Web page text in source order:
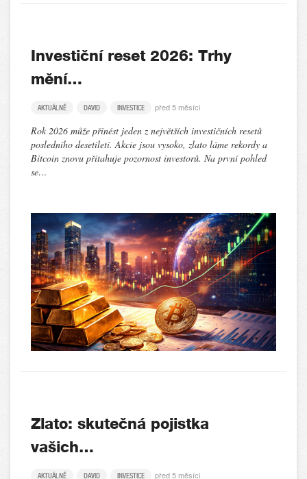
Investiční reset 2026: Trhy
mění…
AKTUÁLNĚ DAVID INVESTICE před 5 měsíci
Rok 2026 může přinést jeden z největších investičních resetů
posledního desetiletí. Akcie jsou vysoko, zlato láme rekordy a
Bitcoin znovu přitahuje pozornost investorů. Na první pohled
se…
Zlato: skutečná pojistka
vašich…
AKTUÁLNĚ DAVID INVESTICE před 5 měsíci